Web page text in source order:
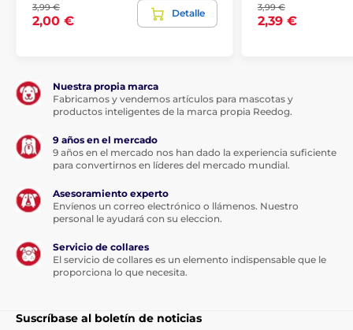
El juguete interactivocon un amplio comederoy un
la pelota cómodamente. Fabricado en plástico
resistente, el iFetch es apto para un uso prolongado.
garantiza un funcionamiento absolutamente
silencioso y se adapta perfectamente incluso a los
perros tímidos. Además, gracias a su fabricación de
cualquier parte. Su amigo peludo puede jugar en
3,99 €
2,00 €
Detalle 3,99 €
2,39 €
Nuestra propia marca
Fabricamos y vendemos artículos para mascotas y
productos inteligentes de la marca propia Reedog.
9 años en el mercado
9 años en el mercado nos han dado la experiencia suficiente
para convertirnos en líderes del mercado mundial.
Asesoramiento experto
Envíenos un correo electrónico o llámenos. Nuestro
personal le ayudará con su eleccion.
Servicio de collares
El servicio de collares es un elemento indispensable que le
proporciona lo que necesita.
Suscríbase al boletín de noticias